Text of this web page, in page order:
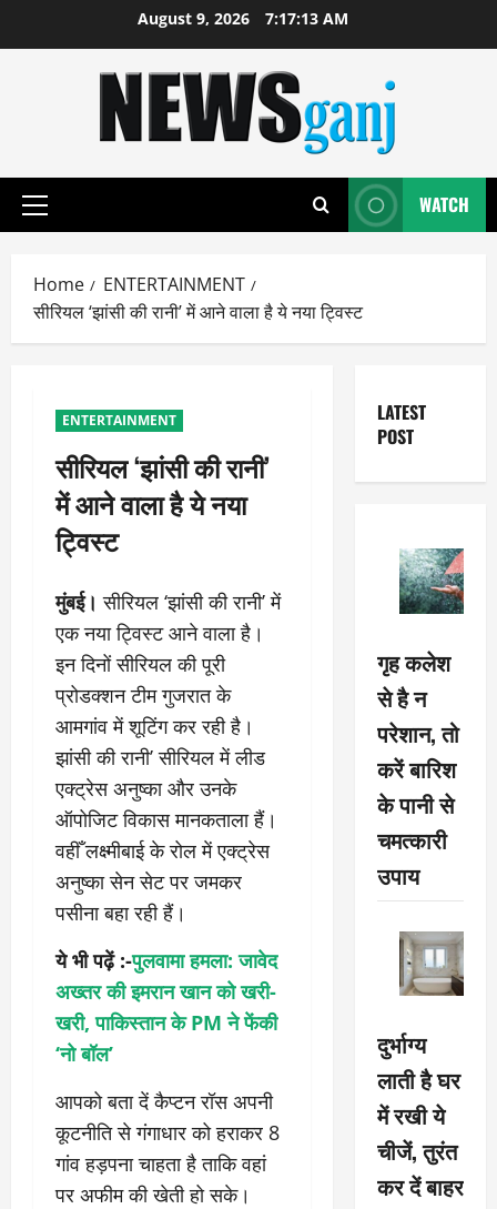
August 9, 2026 7:17:13 AM
Primary
WATCH
Home
ENTERTAINMENT
सीरियल ‘झांसी की रानी’ में आने वाला है ये नया ट्विस्ट
ENTERTAINMENT
सीरियल ‘झांसी की रानी’
में आने वाला है ये नया
ट्विस्ट
मुंबई। सीरियल ‘झांसी की रानी’ में
एक नया ट्विस्ट आने वाला है।
इन दिनों सीरियल की पूरी
प्रोडक्शन टीम गुजरात के
आमगांव में शूटिंग कर रही है।
झांसी की रानी’ सीरियल में लीड
एक्ट्रेस अनुष्का और उनके
ऑपोजिट विकास मानकताला हैं।
वहीँ लक्ष्मीबाई के रोल में एक्ट्रेस
अनुष्का सेन सेट पर जमकर
पसीना बहा रही हैं।
ये भी पढ़ें :-पुलवामा हमला: जावेद
अख्तर की इमरान खान को खरी-
खरी, पाकिस्तान के PM ने फेंकी
‘नो बॉल’
आपको बता दें कैप्टन रॉस अपनी
कूटनीति से गंगाधार को हराकर 8
गांव हड़पना चाहता है ताकि वहां
पर अफीम की खेती हो सके।
LATEST
POST
गृह कलेश
से है न
परेशान, तो
करें बारिश
के पानी से
चमत्कारी
उपाय
दुर्भाग्य
लाती है घर
में रखी ये
चीजें, तुरंत
कर दें बाहर